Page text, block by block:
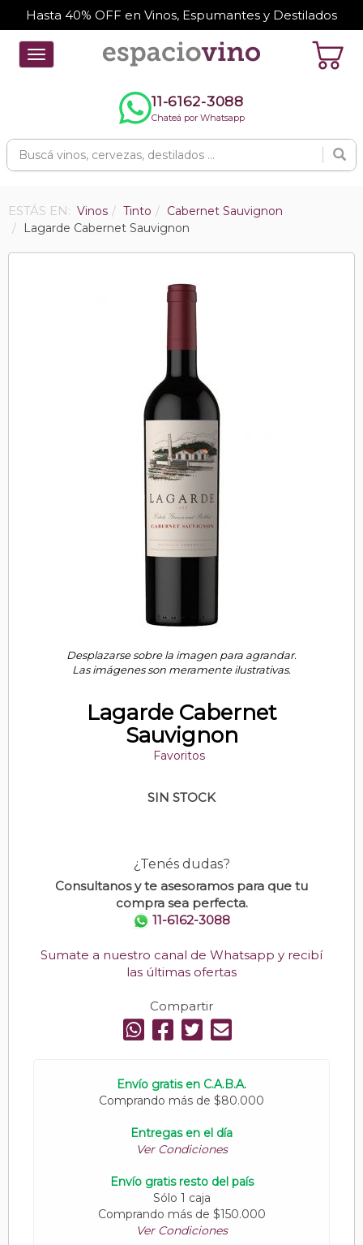
Hasta 40% OFF en Vinos, Espumantes y Destilados
Toggle
navigation
11-6162-3088
Chateá por Whatsapp
ESTÁS EN: Vinos Tinto
Cabernet Sauvignon
Lagarde Cabernet Sauvignon
Desplazarse sobre la imagen para agrandar.
Las imágenes son meramente ilustrativas.
Lagarde Cabernet
Sauvignon
Favoritos
SIN STOCK
¿Tenés dudas?
Consultanos y te asesoramos para que tu
compra sea perfecta.
11-6162-3088
Sumate a nuestro canal de Whatsapp y recibí
las últimas ofertas
Compartir
Envío gratis en C.A.B.A.
Comprando más de $80.000
Entregas en el día
Ver Condiciones
Envío gratis resto del país
Sólo 1 caja
Comprando más de $150.000
Ver Condiciones